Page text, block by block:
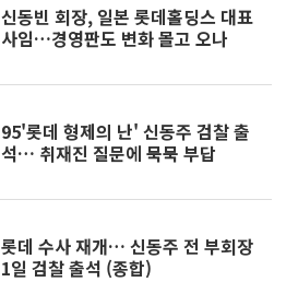
신동빈 회장, 일본 롯데홀딩스 대표
사임…경영판도 변화 몰고 오나
95'롯데 형제의 난' 신동주 검찰 출
석… 취재진 질문에 묵묵 부답
롯데 수사 재개… 신동주 전 부회장
1일 검찰 출석 (종합)